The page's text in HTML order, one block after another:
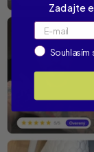
Zadajte
Email
LabelSouhlasím